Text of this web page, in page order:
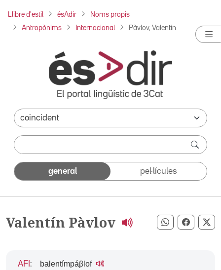
Llibre d'estil ésAdir Noms propis
Antropònims Internacional Pàvlov, Valentín
general pel·lícules
Valentín Pàvlov Compartir
AFI : balentímpáβlof